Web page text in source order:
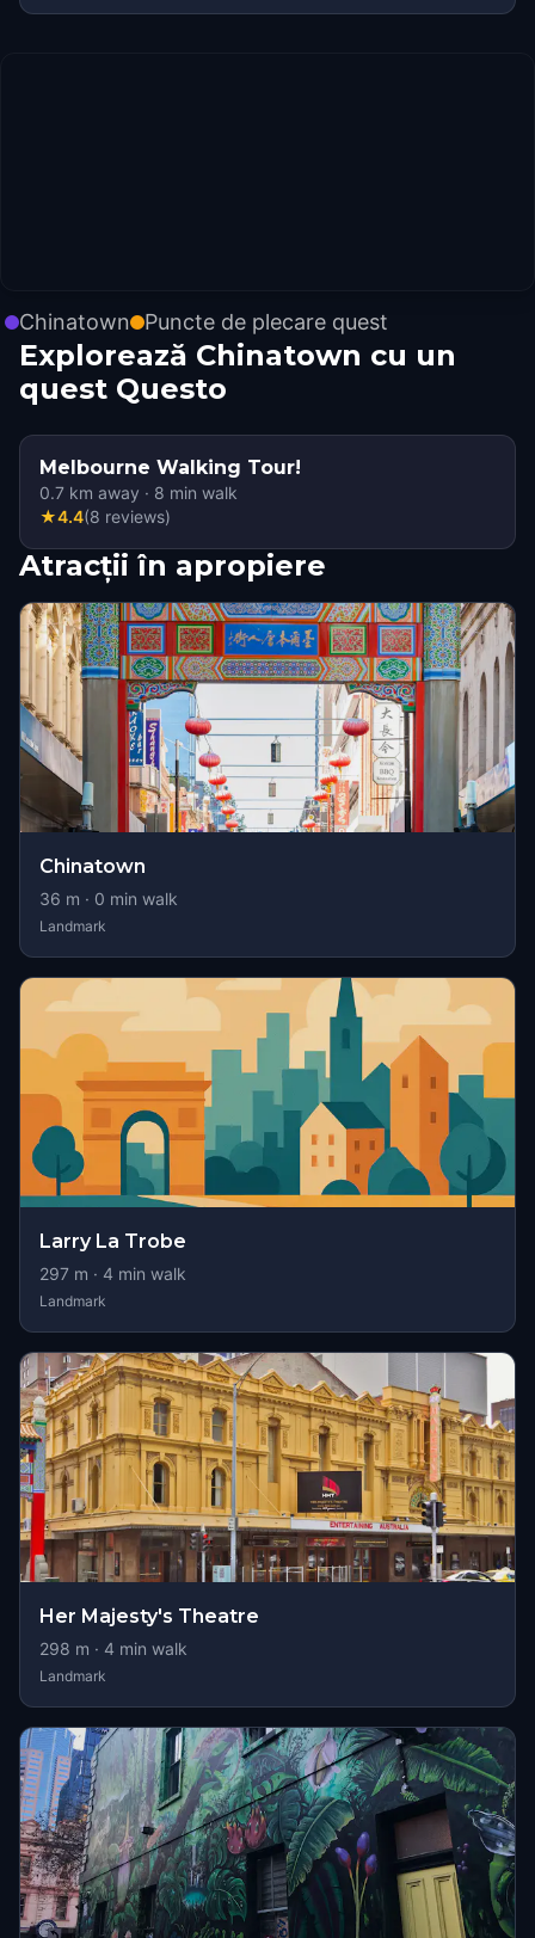
Chinatown Puncte de plecare quest
Explorează Chinatown cu un
quest Questo
Melbourne Walking Tour!
0.7 km away · 8 min walk
★4.4(8 reviews)
Atracții în apropiere
Chinatown
36 m · 0 min walk
Landmark
Larry La Trobe
297 m · 4 min walk
Landmark
Her Majesty's Theatre
298 m · 4 min walk
Landmark